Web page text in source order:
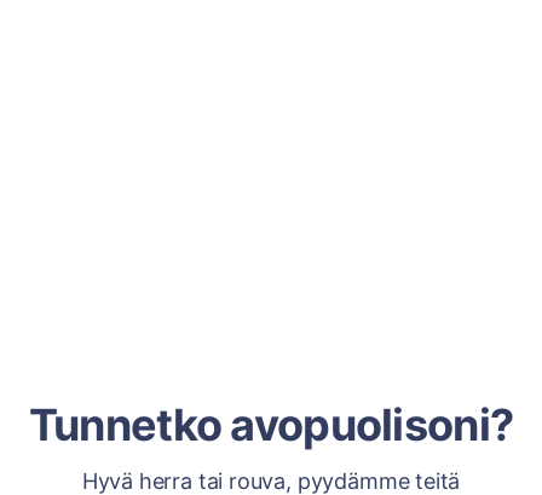
Tunnetko avopuolisoni?
Hyvä herra tai rouva, pyydämme teitä